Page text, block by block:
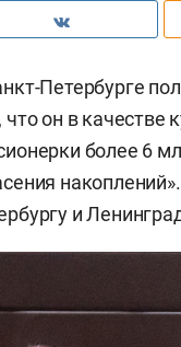
Петербурге
что он в качестве
более 6
и